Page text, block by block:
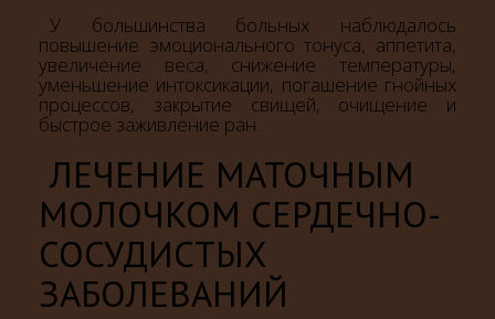
У большинства больных наблюдалось
повышение эмоционального тонуса, аппетита,
увеличение веса, снижение температуры,
уменьшение интоксикации, погашение гнойных
процессов, закрытие свищей, очищение и
быстрое заживление ран.
ЛЕЧЕНИЕ МАТОЧНЫМ
МОЛОЧКОМ СЕРДЕЧНО-
СОСУДИСТЫХ
ЗАБОЛЕВАНИЙ